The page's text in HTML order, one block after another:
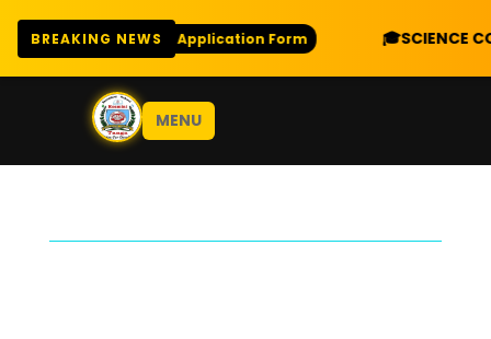
BREAKING NEWS
Download Application Form 🎓 SCIENCE
MENU